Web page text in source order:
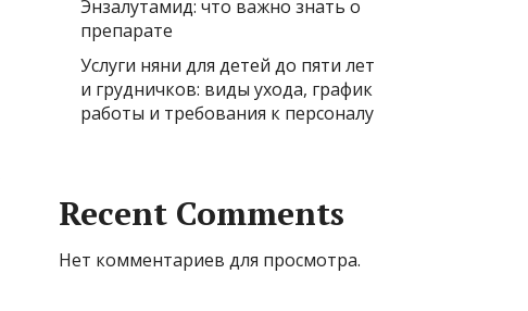
Энзалутамид: что важно знать о
препарате
Услуги няни для детей до пяти лет
и грудничков: виды ухода, график
работы и требования к персоналу
Recent Comments
Нет комментариев для просмотра.